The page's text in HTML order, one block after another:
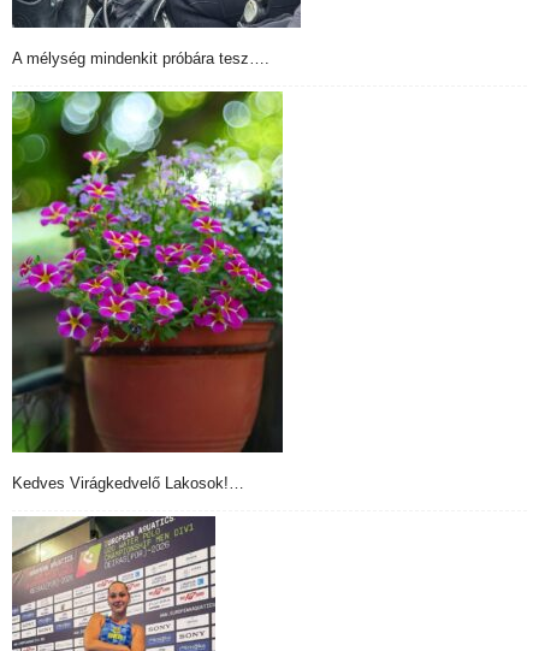
A mélység mindenkit próbára tesz….
Kedves Virágkedvelő Lakosok!…